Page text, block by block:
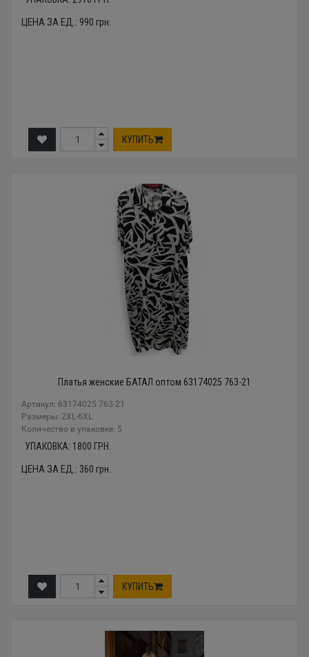
ЦЕНА ЗА ЕД.: 990 грн.
КУПИТЬ
Платья женские БАТАЛ оптом 63174025 763-21
Артикул: 63174025 763-21
Размеры: 2XL-6XL
Количество в упаковке: 5
УПАКОВКА: 1800 ГРН.
ЦЕНА ЗА ЕД.: 360 грн.
КУПИТЬ